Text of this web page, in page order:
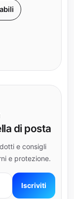
di posta
e consigli
e protezione.
Iscriviti